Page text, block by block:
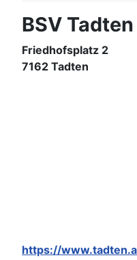
BSV Tadten
Friedhofsplatz 2
7162 Tadten
https://